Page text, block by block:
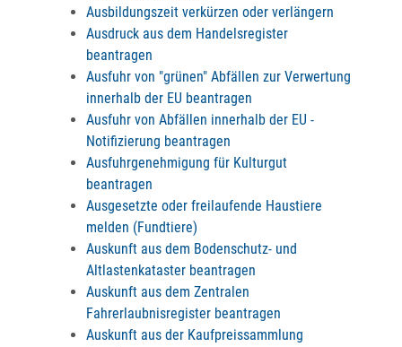
Ausbildungszeit verkürzen oder verlängern
Ausdruck aus dem Handelsregister
beantragen
Ausfuhr von "grünen" Abfällen zur Verwertung
innerhalb der EU beantragen
Ausfuhr von Abfällen innerhalb der EU -
Notifizierung beantragen
Ausfuhrgenehmigung für Kulturgut
beantragen
Ausgesetzte oder freilaufende Haustiere
melden (Fundtiere)
Auskunft aus dem Bodenschutz- und
Altlastenkataster beantragen
Auskunft aus dem Zentralen
Fahrerlaubnisregister beantragen
Auskunft aus der Kaufpreissammlung